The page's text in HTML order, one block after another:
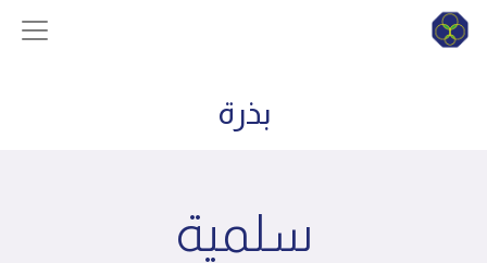
بذرة
سلمية